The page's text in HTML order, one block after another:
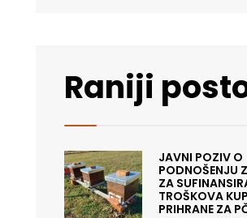
Raniji
JAVNI POZIV O
PODNOŠENJU
ZA
TROŠKOVA
PRIHRANE ZA